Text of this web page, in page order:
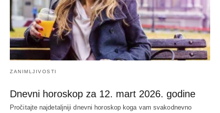
ZANIMLJIVOSTI
Dnevni horoskop za 12. mart 2026. godine
Pročitajte najdetaljniji dnevni horoskop koga vam svakodnevno